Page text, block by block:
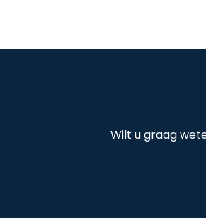
Wilt u graag